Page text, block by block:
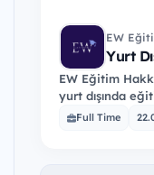
EW
Yurt
Time)
EW Eğitim
yurt dışında
destekleyen
Full Time